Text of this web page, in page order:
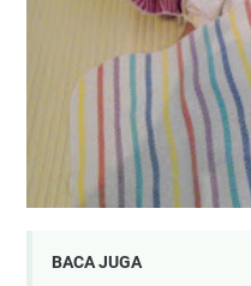
BACA JUGA